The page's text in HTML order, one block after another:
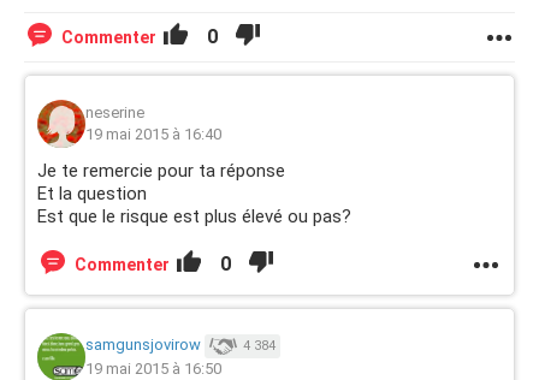
Commenter 0
neserine
19 mai 2015 à 16:40
Je te remercie pour ta réponse
Et la question
Est que le risque est plus élevé ou pas?
Commenter 0
samgunsjovirow 4 384
19 mai 2015 à 16:50